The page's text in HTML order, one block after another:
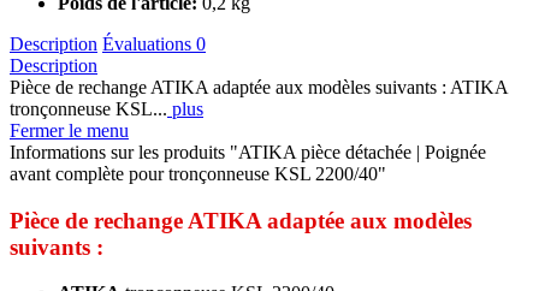
Description Évaluations 0
Description
Pièce de rechange ATIKA adaptée aux modèles suivants : ATIKA
tronçonneuse KSL...plus
Fermer le menu
Informations sur les produits "ATIKA pièce détachée | Poignée
avant complète pour tronçonneuse KSL 2200/40"
Pièce de rechange ATIKA adaptée aux modèles
suivants :
ATIKA